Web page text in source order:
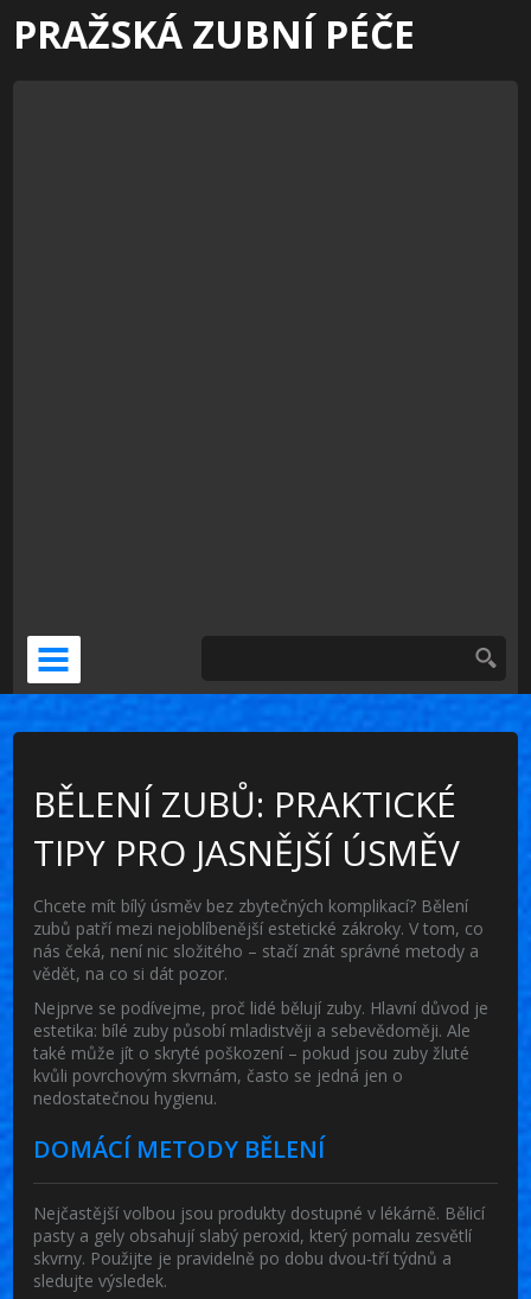
PRAŽSKÁ ZUBNÍ PÉČE
DOČASNÁ NÁHRADA
KERAMICKÁ KORUNKA
VENEERS
PSÍ ZUBNÍ BOLEST
BĚLENÍ ZUBŮ: PRAKTICKÉ
TIPY PRO JASNĚJŠÍ ÚSMĚV
Chcete mít bílý úsměv bez zbytečných komplikací? Bělení
zubů patří mezi nejoblíbenější estetické zákroky. V tom, co
nás čeká, není nic složitého – stačí znát správné metody a
vědět, na co si dát pozor.
Nejprve se podívejme, proč lidé bělují zuby. Hlavní důvod je
estetika: bílé zuby působí mladistvěji a sebevědoměji. Ale
také může jít o skryté poškození – pokud jsou zuby žluté
kvůli povrchovým skvrnám, často se jedná jen o
nedostatečnou hygienu.
DOMÁCÍ METODY BĚLENÍ
Nejčastější volbou jsou produkty dostupné v lékárně. Bělicí
pasty a gely obsahují slabý peroxid, který pomalu zesvětlí
skvrny. Použijte je pravidelně po dobu dvou‑tří týdnů a
sledujte výsledek.